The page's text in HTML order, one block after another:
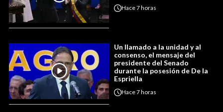
Hace7 horas
Un llamado a la unidad y al
consenso, el mensaje del
presidente del Senado
durante la posesión de De la
Espriella
Hace7 horas